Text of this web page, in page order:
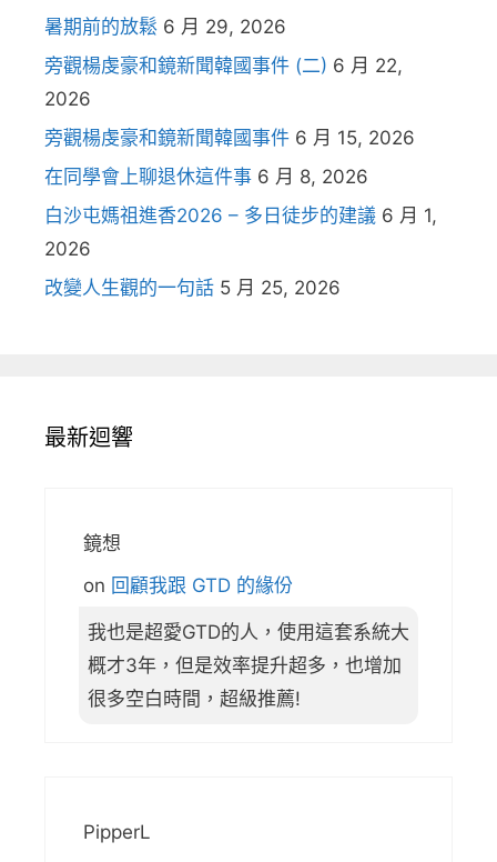
暑期前的放鬆 6 月 29, 2026
旁觀楊虔豪和鏡新聞韓國事件 (二) 6 月 22,
2026
旁觀楊虔豪和鏡新聞韓國事件 6 月 15, 2026
在同學會上聊退休這件事 6 月 8, 2026
白沙屯媽祖進香2026 – 多日徒步的建議 6 月 1,
2026
改變人生觀的一句話 5 月 25, 2026
最新迴響
鏡想
on 回顧我跟 GTD 的緣份
我也是超愛GTD的人，使用這套系統大
概才3年，但是效率提升超多，也增加
很多空白時間，超級推薦!
PipperL